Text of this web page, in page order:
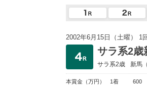
2002年6月15日（土曜） 1
サラ系2歳
サラ系2歳 新馬
本賞金 （万円） 1着 600